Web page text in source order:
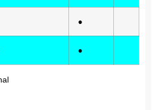
●
●